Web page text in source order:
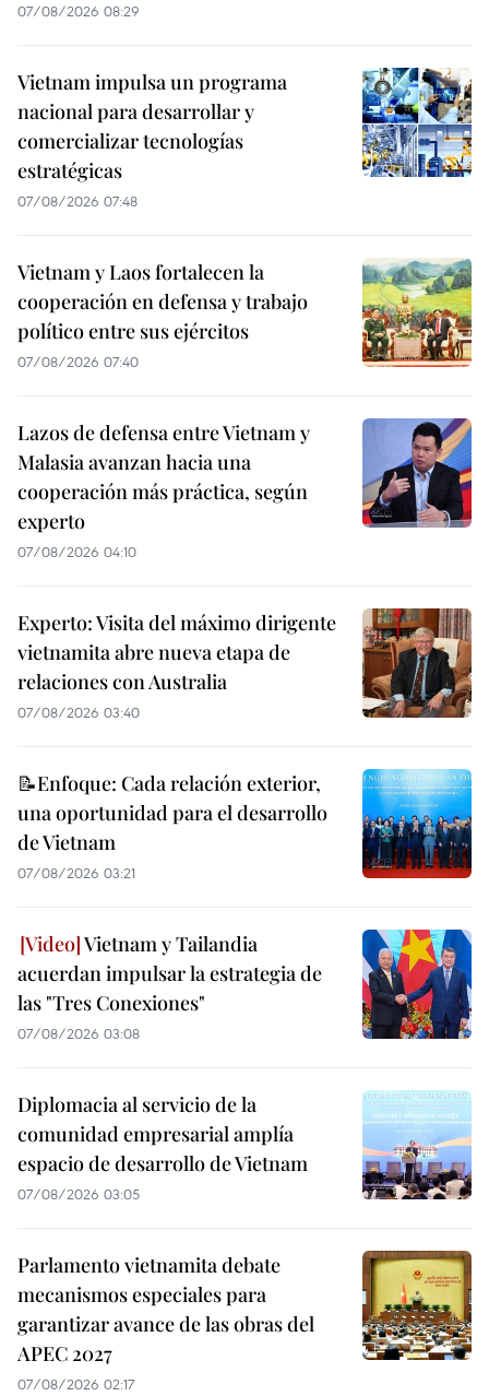
07/08/2026 08:29
Vietnam impulsa un programa
nacional para desarrollar y
comercializar tecnologías
estratégicas
07/08/2026 07:48
Vietnam y Laos fortalecen la
cooperación en defensa y trabajo
político entre sus ejércitos
07/08/2026 07:40
Lazos de defensa entre Vietnam y
Malasia avanzan hacia una
cooperación más práctica, según
experto
07/08/2026 04:10
Experto: Visita del máximo dirigente
vietnamita abre nueva etapa de
relaciones con Australia
07/08/2026 03:40
📝Enfoque: Cada relación exterior,
una oportunidad para el desarrollo
de Vietnam
07/08/2026 03:21
Vietnam y Tailandia
acuerdan impulsar la estrategia de
las "Tres Conexiones"
07/08/2026 03:08
Diplomacia al servicio de la
comunidad empresarial amplía
espacio de desarrollo de Vietnam
07/08/2026 03:05
Parlamento vietnamita debate
mecanismos especiales para
garantizar avance de las obras del
APEC 2027
07/08/2026 02:17